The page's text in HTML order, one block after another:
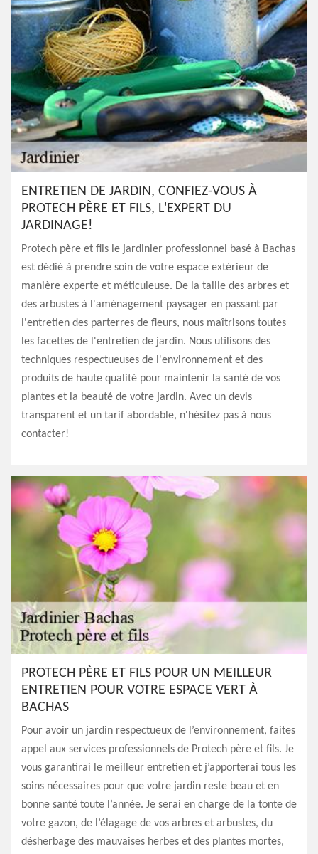
ENTRETIEN DE JARDIN, CONFIEZ-VOUS À
PROTECH PÈRE ET FILS, L'EXPERT DU
JARDINAGE!
Protech père et fils le jardinier professionnel basé à Bachas
est dédié à prendre soin de votre espace extérieur de
manière experte et méticuleuse. De la taille des arbres et
des arbustes à l'aménagement paysager en passant par
l'entretien des parterres de fleurs, nous maîtrisons toutes
les facettes de l'entretien de jardin. Nous utilisons des
techniques respectueuses de l'environnement et des
produits de haute qualité pour maintenir la santé de vos
plantes et la beauté de votre jardin. Avec un devis
transparent et un tarif abordable, n'hésitez pas à nous
contacter!
PROTECH PÈRE ET FILS POUR UN MEILLEUR
ENTRETIEN POUR VOTRE ESPACE VERT À
BACHAS
Pour avoir un jardin respectueux de l’environnement, faites
appel aux services professionnels de Protech père et fils. Je
vous garantirai le meilleur entretien et j’apporterai tous les
soins nécessaires pour que votre jardin reste beau et en
bonne santé toute l’année. Je serai en charge de la tonte de
votre gazon, de l’élagage de vos arbres et arbustes, du
désherbage des mauvaises herbes et des plantes mortes,